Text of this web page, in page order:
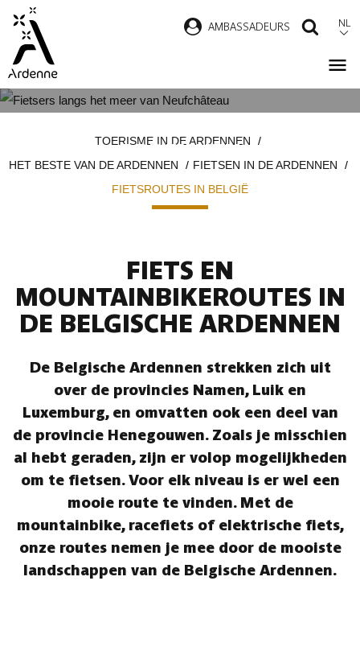
Overslaan
naar
inhoud
AMBASSADEURS NL
ARDENNEN
TOERISME IN DE ARDENNEN
HET BESTE VAN DE ARDENNEN
FIETSEN IN DE ARDENNEN
FIETSROUTES IN BELGIË
FIETS EN
MOUNTAINBIKEROUTES IN
DE BELGISCHE ARDENNEN
De Belgische Ardennen strekken zich uit
over de provincies Namen, Luik en
Luxemburg, en omvatten ook een deel van
de provincie Henegouwen. Zoals je misschien
al hebt geraden, zijn er volop mogelijkheden
om te fietsen. Voor elk niveau is er wel een
mooie route te vinden. Met de
mountainbike, racefiets of elektrische fiets,
onze routes nemen je mee door de mooiste
landschappen van de Belgische Ardennen.